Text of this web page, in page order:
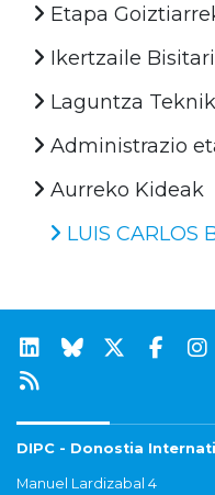
Etapa
Ikertzaile
Laguntza
Administrazio
Aurreko Kideak
LUIS CARLOS
DIPC - Donostia
Manuel Lardizabal 4